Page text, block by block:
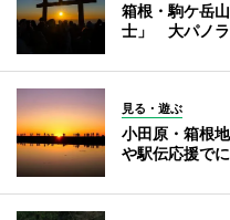
箱根・駒ケ岳
士」 大パノラ
見る・遊ぶ
小田原・箱根
や駅伝応援で